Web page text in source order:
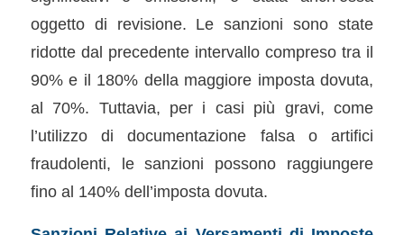
oggetto di revisione. Le sanzioni sono state
ridotte dal precedente intervallo compreso tra il
90% e il 180% della maggiore imposta dovuta,
al 70%. Tuttavia, per i casi più gravi, come
l’utilizzo di documentazione falsa o artifici
fraudolenti, le sanzioni possono raggiungere
fino al 140% dell’imposta dovuta.